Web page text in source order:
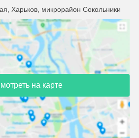
Харьков, микрорайон Сокольники
на карте